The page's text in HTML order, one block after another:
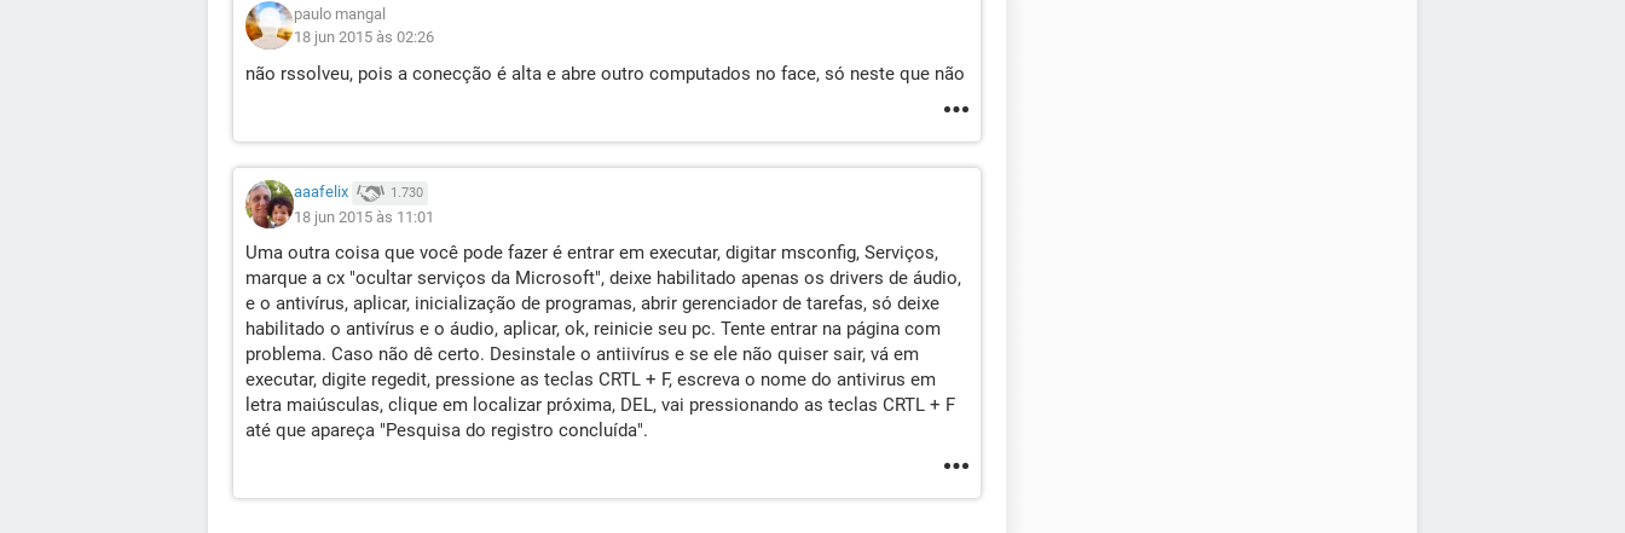
paulo mangal
18 jun 2015 às 02:26
não rssolveu, pois a conecção é alta e abre outro computados no face, só neste que não
aaafelix 1.730
18 jun 2015 às 11:01
Uma outra coisa que você pode fazer é entrar em executar, digitar msconfig, Serviços,
marque a cx "ocultar serviços da Microsoft", deixe habilitado apenas os drivers de áudio,
e o antivírus, aplicar, inicialização de programas, abrir gerenciador de tarefas, só deixe
habilitado o antivírus e o áudio, aplicar, ok, reinicie seu pc. Tente entrar na página com
problema. Caso não dê certo. Desinstale o antiivírus e se ele não quiser sair, vá em
executar, digite regedit, pressione as teclas CRTL + F, escreva o nome do antivirus em
letra maiúsculas, clique em localizar próxima, DEL, vai pressionando as teclas CRTL + F
até que apareça "Pesquisa do registro concluída".